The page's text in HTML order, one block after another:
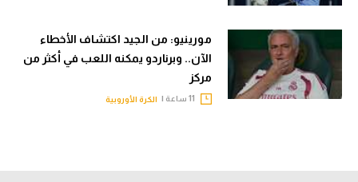
مورينيو: من الجيد اكتشاف الأخطاء
الآن.. وبرناردو يمكنه اللعب في أكثر من
مركز
الكرة الأوروبية